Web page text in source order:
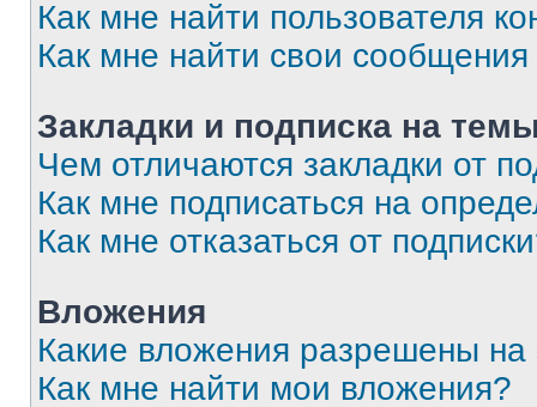
Как мне найти пользователя
Как мне найти свои
Закладки и подписка на
Чем отличаются закладки от
Как мне подписаться на
Как мне отказаться от
Вложения
Какие вложения разрешены
Как мне найти мои вложения?